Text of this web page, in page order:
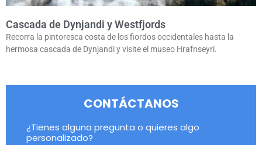
Cascada de Dynjandi y Westfjords
Recorra la pintoresca costa de los fiordos occidentales hasta la
hermosa cascada de Dynjandi y visite el museo Hrafnseyri.
CONTÁCTANOS
¿Tienes alguna pregunta o quieres algo
personalizado?